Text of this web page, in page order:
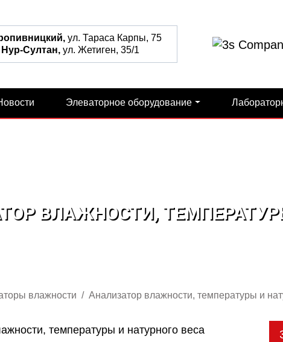
ул. Тараса Карпы, 75
Нур-Султан,ул. Жетиген, 35/1
Элеваторное оборудование
ВЛАЖНОСТИ,
влажности Анализатор влажности, температуры и